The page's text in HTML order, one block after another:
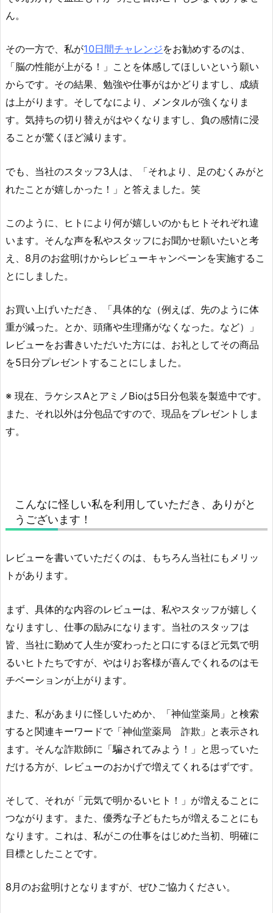
ん。
その一方で、私が10日間チャレンジをお勧めするのは、
「脳の性能が上がる！」ことを体感してほしいという願い
からです。その結果、勉強や仕事がはかどりますし、成績
は上がります。そしてなにより、メンタルが強くなりま
す。気持ちの切り替えがはやくなりますし、負の感情に浸
ることが驚くほど減ります。
でも、当社のスタッフ3人は、「それより、足のむくみがと
れたことが嬉しかった！」と答えました。笑
このように、ヒトにより何が嬉しいのかもヒトそれぞれ違
います。そんな声を私やスタッフにお聞かせ願いたいと考
え、8月のお盆明けからレビューキャンペーンを実施するこ
とにしました。
お買い上げいただき、「具体的な（例えば、先のように体
重が減った。とか、頭痛や生理痛がなくなった。など）」
レビューをお書きいただいた方には、お礼としてその商品
を5日分プレゼントすることにしました。
※ 現在、ラケシスAとアミノBioは5日分包装を製造中です。
また、それ以外は分包品ですので、現品をプレゼントしま
す。
こんなに怪しい私を利用していただき、ありがと
うございます！
レビューを書いていただくのは、もちろん当社にもメリッ
トがあります。
まず、具体的な内容のレビューは、私やスタッフが嬉しく
なりますし、仕事の励みになります。当社のスタッフは
皆、当社に勤めて人生が変わったと口にするほど元気で明
るいヒトたちですが、やはりお客様が喜んでくれるのはモ
チベーションが上がります。
また、私があまりに怪しいためか、「神仙堂薬局」と検索
すると関連キーワードで「神仙堂薬局 詐欺」と表示され
ます。そんな詐欺師に「騙されてみよう！」と思っていた
だける方が、レビューのおかげで増えてくれるはずです。
そして、それが「元気で明かるいヒト！」が増えることに
つながります。また、優秀な子どもたちが増えることにも
なります。これは、私がこの仕事をはじめた当初、明確に
目標としたことです。
8月のお盆明けとなりますが、ぜひご協力ください。